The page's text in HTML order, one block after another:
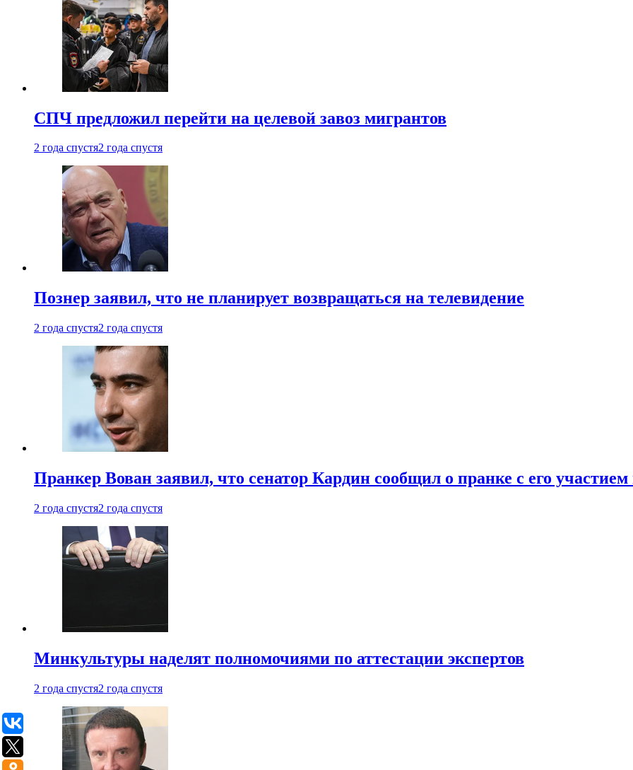
СПЧ предложил перейти на целевой завоз мигрантов
2 года спустя2 года спустя
Познер заявил, что не планирует возвращаться на телевидение
2 года спустя2 года спустя
Пранкер Вован заявил, что сенатор Кардин сообщил о пранке с его
2 года спустя2 года спустя
Минкультуры наделят полномочиями по аттестации экспертов
2 года спустя2 года спустя